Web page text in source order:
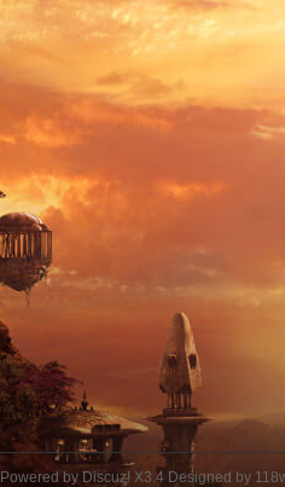
Powered by Discuz! X3.4 Designed by